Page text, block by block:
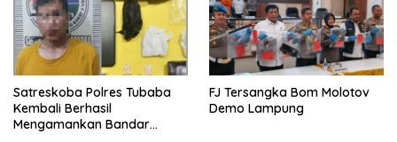
Satreskoba Polres Tubaba
Kembali Berhasil
Mengamankan Bandar
FJ Tersangka Bom Molotov
Demo Lampung